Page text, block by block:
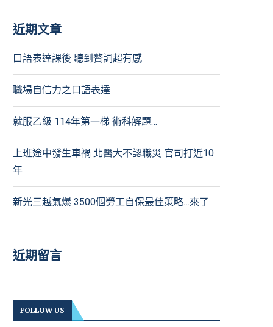
近期文章
口語表達課後 聽到贅詞超有感
職場自信力之口語表達
就服乙級 114年第一梯 術科解題…
上班途中發生車禍 北醫大不認職災 官司打近10
年
新光三越氣爆 3500個勞工自保最佳策略…來了
近期留言
FOLLOW US